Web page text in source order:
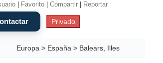
| Favorito| Compartir| Reportar
Europa > España > Balears, Illes